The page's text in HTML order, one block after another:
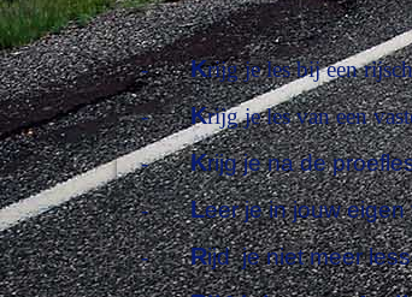
-Krijg je les bij een
-Krijg je les van een
-Krijg je na de
-Leer je in jouw
-Rijd je niet meer